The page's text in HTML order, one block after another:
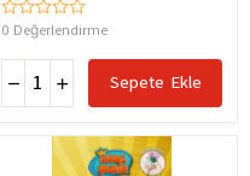
0 Değerlendirme
Sepete Ekle